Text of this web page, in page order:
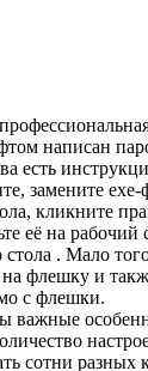
написан
есть
замените ехе-
кликните
её на рабочий
стола . Мало
флешку и
с флешки.
важные
сотни разных